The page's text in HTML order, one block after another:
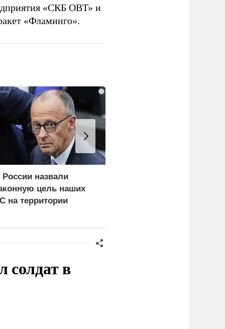
«СКБ ОВТ» и
«Фламинго».
i
назвали
цель наших
на территории
в